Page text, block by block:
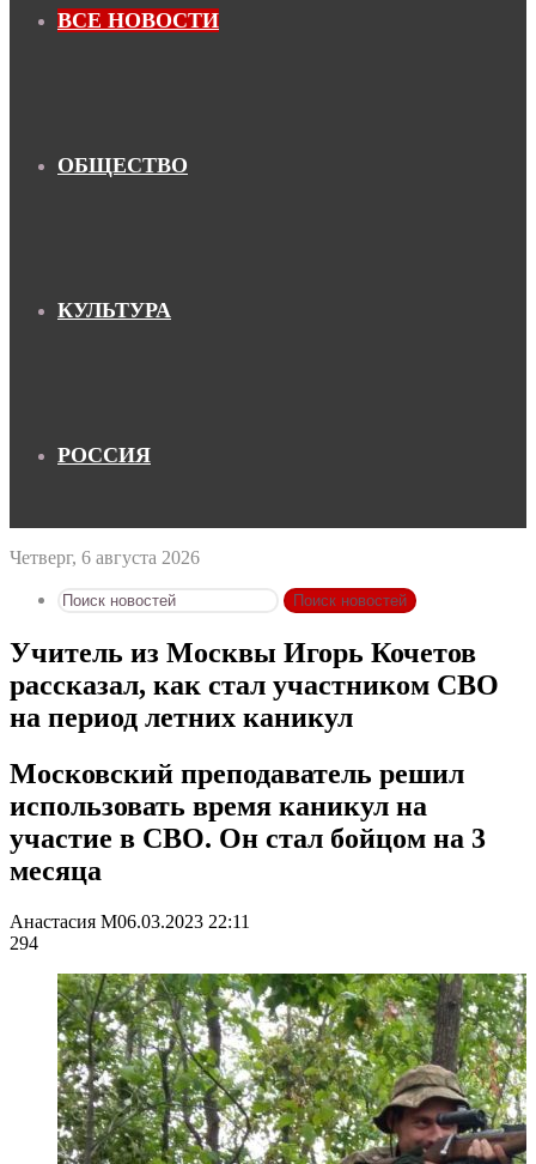
ВСЕ НОВОСТИ
ОБЩЕСТВО
КУЛЬТУРА
РОССИЯ
Четверг, 6 августа 2026
Поиск новостей
Учитель из Москвы Игорь Кочетов
рассказал, как стал участником СВО
на период летних каникул
Московский преподаватель решил
использовать время каникул на
участие в СВО. Он стал бойцом на 3
месяца
Анастасия М06.03.2023 22:11
294